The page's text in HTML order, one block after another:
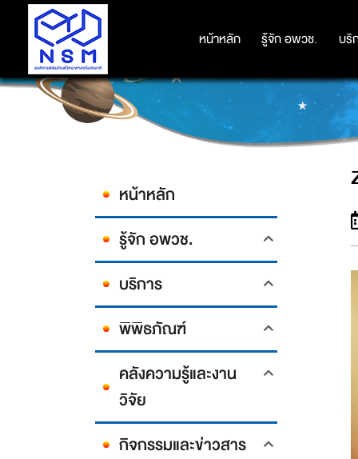
หน้าหลัก รู้จัก อพวช. บริ
หน้าหลัก รู้จัก อพวช. บริ
หน้าหลัก
รู้จัก อพวช.
บริการ
พิพิธภัณฑ์
คลังความรู้และงาน
วิจัย
กิจกรรมและข่าวสาร